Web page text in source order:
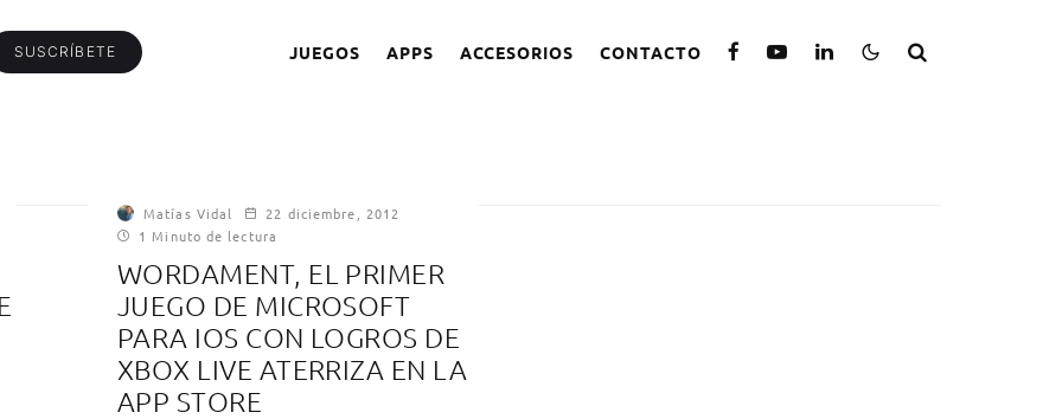
SUSCRÍBETE JUEGOS APPS ACCESORIOS CONTACTO
Matías Vidal
22 diciembre, 2012
1 Minuto de lectura
WORDAMENT, EL PRIMER
JUEGO DE MICROSOFT
PARA IOS CON LOGROS DE
XBOX LIVE ATERRIZA EN LA
APP STORE